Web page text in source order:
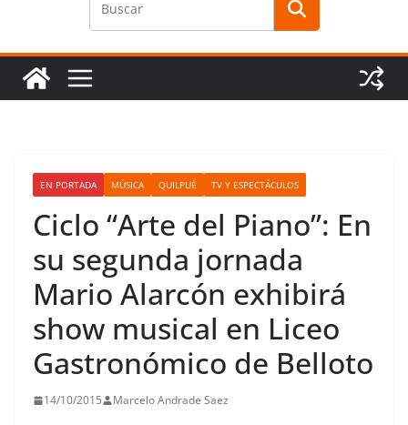
EN PORTADA MÚSICA QUILPUÉ TV Y ESPECTÁCULOS
Ciclo “Arte del Piano”: En
su segunda jornada
Mario Alarcón exhibirá
show musical en Liceo
Gastronómico de Belloto
14/10/2015 Marcelo Andrade Saez